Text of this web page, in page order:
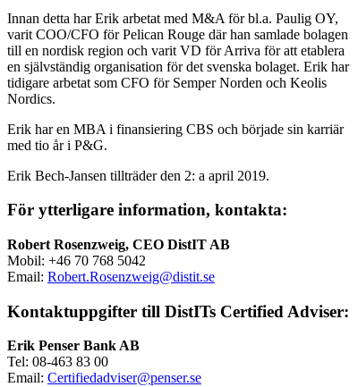
Innan detta har Erik arbetat med M&A för bl.a. Paulig OY,
varit COO/CFO för Pelican Rouge där han samlade bolagen
till en nordisk region och varit VD för Arriva för att etablera
en självständig organisation för det svenska bolaget. Erik har
tidigare arbetat som CFO för Semper Norden och Keolis
Nordics.
Erik har en MBA i finansiering CBS och började sin karriär
med tio år i P&G.
Erik Bech-Jansen tillträder den 2: a april 2019.
För ytterligare information, kontakta:
Robert Rosenzweig, CEO DistIT AB
Mobil: +46 70 768 5042
Email: Robert.Rosenzweig@distit.se
Kontaktuppgifter till DistITs Certified Adviser:
Erik Penser Bank AB
Tel: 08-463 83 00
Email: Certifiedadviser@penser.se